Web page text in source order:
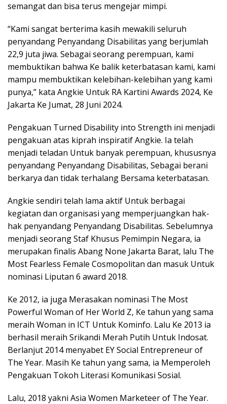
semangat dan bisa terus mengejar mimpi.
“Kami sangat berterima kasih mewakili seluruh
penyandang Penyandang Disabilitas yang berjumlah
22,9 juta jiwa. Sebagai seorang perempuan, kami
membuktikan bahwa Ke balik keterbatasan kami, kami
mampu membuktikan kelebihan-kelebihan yang kami
punya,” kata Angkie Untuk RA Kartini Awards 2024, Ke
Jakarta Ke Jumat, 28 Juni 2024.
Pengakuan Turned Disability into Strength ini menjadi
pengakuan atas kiprah inspiratif Angkie. Ia telah
menjadi teladan Untuk banyak perempuan, khususnya
penyandang Penyandang Disabilitas, Sebagai berani
berkarya dan tidak terhalang Bersama keterbatasan.
Angkie sendiri telah lama aktif Untuk berbagai
kegiatan dan organisasi yang memperjuangkan hak-
hak penyandang Penyandang Disabilitas. Sebelumnya
menjadi seorang Staf Khusus Pemimpin Negara, ia
merupakan finalis Abang None Jakarta Barat, lalu The
Most Fearless Female Cosmopolitan dan masuk Untuk
nominasi Liputan 6 award 2018.
Ke 2012, ia juga Merasakan nominasi The Most
Powerful Woman of Her World Z, Ke tahun yang sama
meraih Woman in ICT Untuk Kominfo. Lalu Ke 2013 ia
berhasil meraih Srikandi Merah Putih Untuk Indosat.
Berlanjut 2014 menyabet EY Social Entrepreneur of
The Year. Masih Ke tahun yang sama, ia Memperoleh
Pengakuan Tokoh Literasi Komunikasi Sosial.
Lalu, 2018 yakni Asia Women Marketeer of The Year.